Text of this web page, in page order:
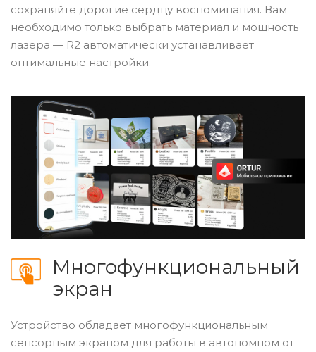
сохраняйте дорогие сердцу воспоминания. Вам
необходимо только выбрать материал и мощность
лазера — R2 автоматически устанавливает
оптимальные настройки.
Многофункциональный
экран
Устройство обладает многофункциональным
сенсорным экраном для работы в автономном от